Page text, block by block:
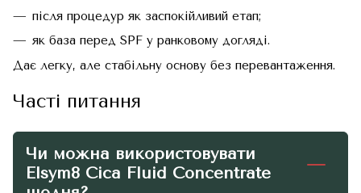
після процедур як заспокійливий етап;
як база перед SPF у ранковому догляді.
Дає легку, але стабільну основу без перевантаження.
Часті питання
Чи можна використовувати
Elsym8 Cica Fluid Concentrate